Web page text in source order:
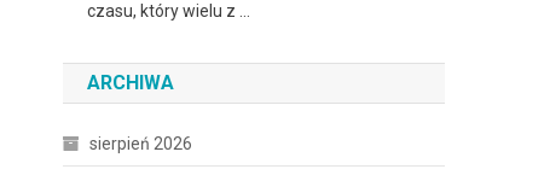
czasu, który wielu z …
ARCHIWA
sierpień 2026